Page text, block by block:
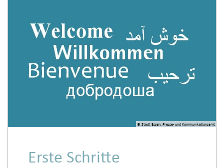
© Stadt Essen, Presse- und Kommunikationsamt
Erste Schritte